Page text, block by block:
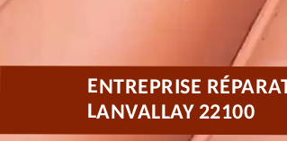
ENTREPRISE
LANVALLAY 22100